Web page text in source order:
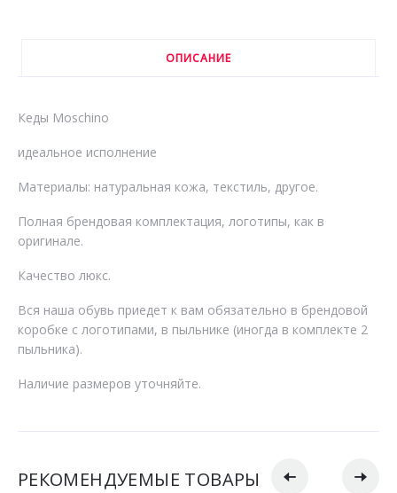
ОПИСАНИЕ
Кеды Moschino
идеальное исполнение
Материалы: натуральная кожа, текстиль, другое.
Полная брендовая комплектация, логотипы, как в
оригинале.
Качество люкс.
Вся наша обувь приедет к вам обязательно в брендовой
коробке с логотипами, в пыльнике (иногда в комплекте 2
пыльника).
Наличие размеров уточняйте.
РЕКОМЕНДУЕМЫЕ ТОВАРЫ